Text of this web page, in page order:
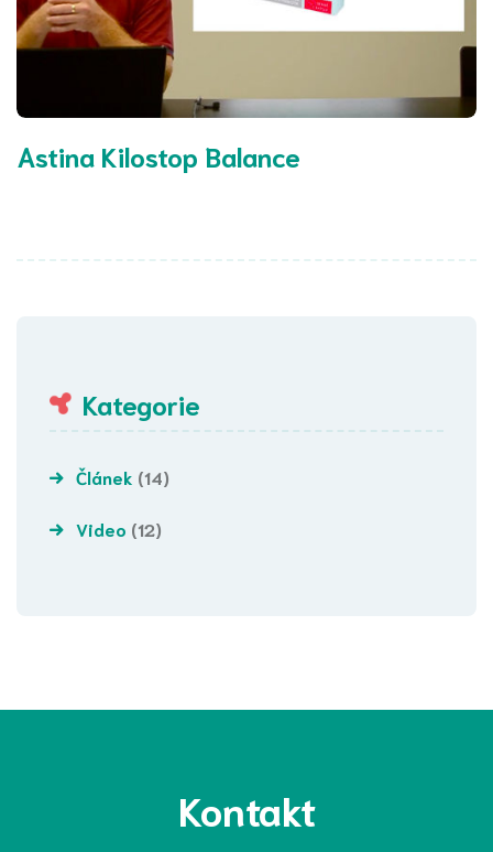
Astina Kilostop Balance
Kategorie
Článek (14)
Video (12)
Kontakt